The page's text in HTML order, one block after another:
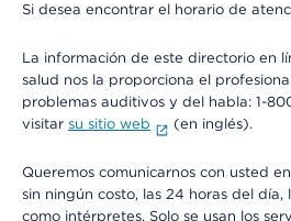
Si desea encontrar el horario de
La información de este directorio en
salud nos la proporciona el
problemas auditivos y del habla: 1-
visitar su sitio web (en inglés).
Queremos comunicarnos con usted
sin ningún costo, las 24 horas del
como intérpretes. Solo se usan los